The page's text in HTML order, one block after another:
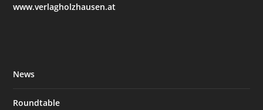
www.verlagholzhausen.at
News
Roundtable